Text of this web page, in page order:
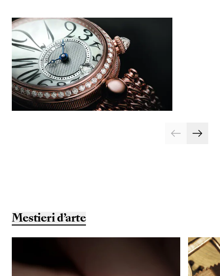
Mestieri d’arte